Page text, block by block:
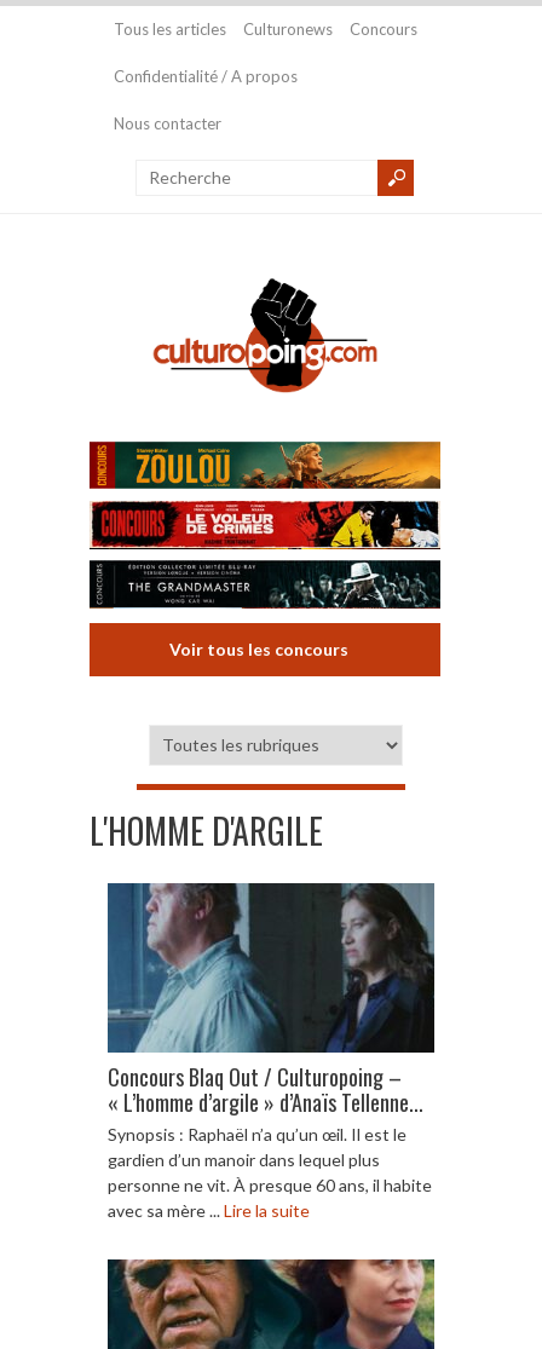
Tous les articles Culturonews Concours
Confidentialité / A propos
Nous contacter
Voir tous les concours
L'HOMME D'ARGILE
Concours Blaq Out / Culturopoing –
« L’homme d’argile » d’Anaïs Tellenne...
Synopsis : Raphaël n’a qu’un œil. Il est le
gardien d’un manoir dans lequel plus
personne ne vit. À presque 60 ans, il habite
avec sa mère ...Lire la suite